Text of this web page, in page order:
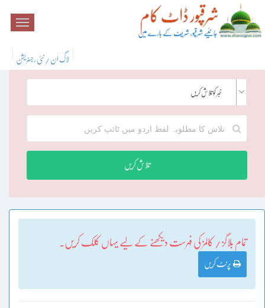
لاگ ان / نئی رجسٹریشن
خبر کو تلاش کریں
تلاش کریں
تمام بلاگز / کالمز کی فہرست دیکھنے کے لیے یہاں کلک کریں۔
پرنٹ کریں